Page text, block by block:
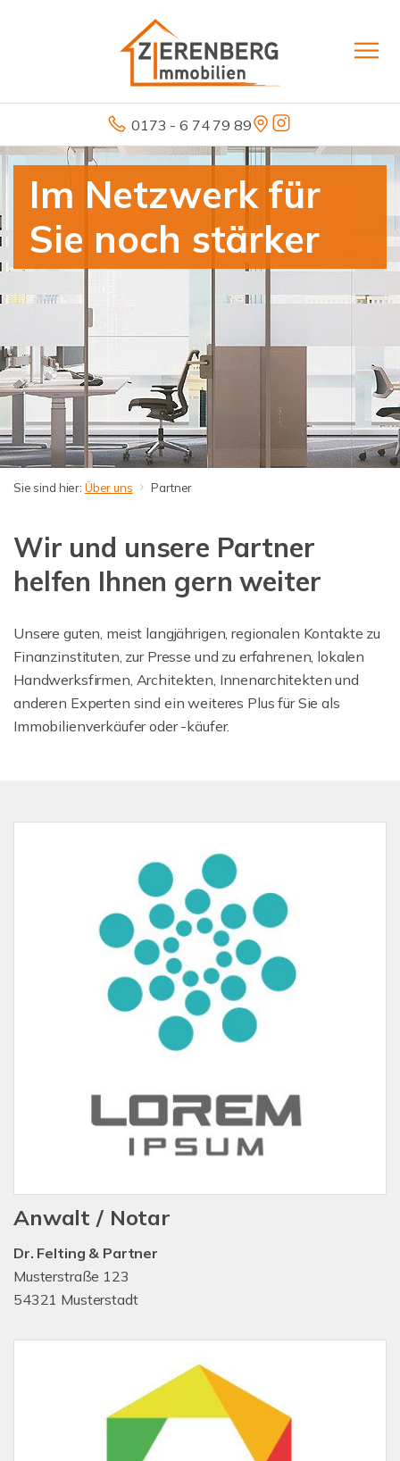
0173 - 6 74 79 89
Im Netzwerk für
Sie noch stärker
Sie sind hier: Über uns Partner
Wir und unsere Partner
helfen Ihnen gern weiter
Unsere guten, meist langjährigen, regionalen Kontakte zu
Finanzinstituten, zur Presse und zu erfahrenen, lokalen
Handwerksfirmen, Architekten, Innenarchitekten und
anderen Experten sind ein weiteres Plus für Sie als
Immobilienverkäufer oder -käufer.
Anwalt / Notar
Dr. Felting & Partner
Musterstraße 123
54321 Musterstadt